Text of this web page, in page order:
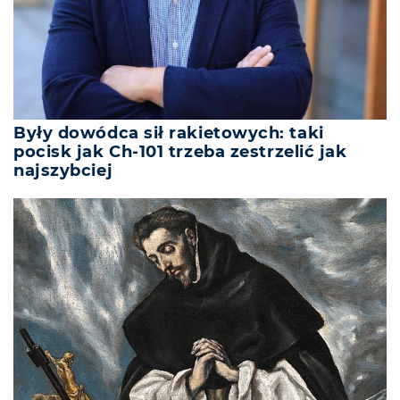
Były dowódca sił rakietowych: taki
pocisk jak Ch-101 trzeba zestrzelić jak
najszybciej